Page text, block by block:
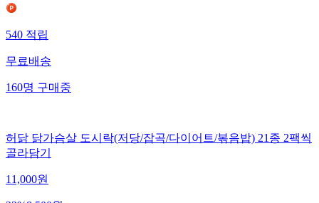
540적립
무료배송
160명구매중
허닭 닭가슴살 도시락(저당/잡곡/다이어트/볶음밥) 21종 2팩씩
골라담기
11,000원